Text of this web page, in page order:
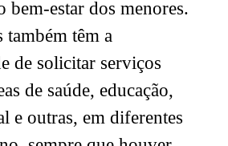
bem-estar dos menores.
também têm a
de solicitar serviços
de saúde, educação,
e outras, em diferentes